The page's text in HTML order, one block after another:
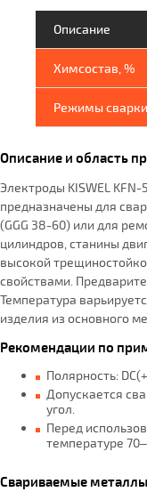
Описание
Химсостав, %
Режимы сварки
Описание и область
Электроды KISWEL
предназначены для
(GGG 38-60) или для
цилиндров, станины
высокой
свойствами.
Температура
изделия из основного
Рекомендации по
Полярность:
Допускается
угол.
Перед
температуре
Свариваемые